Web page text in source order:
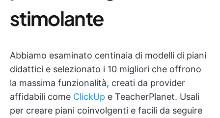
stimolante
Abbiamo esaminato centinaia di modelli di piani
didattici e selezionato i 10 migliori che offrono
la massima funzionalità, creati da provider
affidabili come ClickUp e TeacherPlanet. Usali
per creare piani coinvolgenti e facili da seguire